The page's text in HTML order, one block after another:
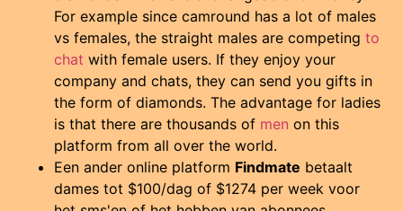
For example since camround has a lot of males
vs females, the straight males are competing to
chat with female users. If they enjoy your
company and chats, they can send you gifts in
the form of diamonds. The advantage for ladies
is that there are thousands of men on this
platform from all over the world.
Een ander online platform Findmate betaalt
dames tot $100/dag of $1274 per week voor